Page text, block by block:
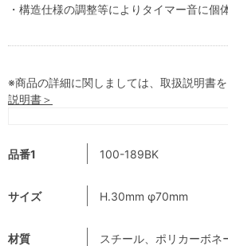
品番1 100-189BK
サイズ H.30mm φ70mm
材質 スチール、ポリカーボネ
・構造仕様の調整等によりタイマー音に個
※商品の詳細に関しましては、取扱説明書
説明書＞